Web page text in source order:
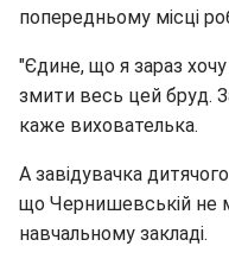
попередньому місці
"Єдине, що я зараз
змити весь цей бруд.
каже вихователька.
А завідувачка
що Чернишевській не
навчальному закладі.